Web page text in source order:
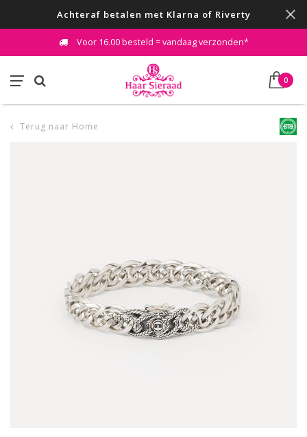
Achteraf betalen met Klarna of Riverty
Voor 16.00 besteld = vandaag verzonden*
0
Terug naar Home